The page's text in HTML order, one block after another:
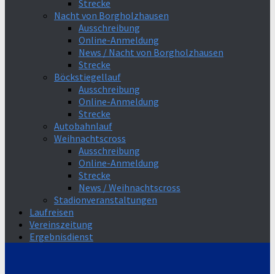
Strecke
Nacht von Borgholzhausen
Ausschreibung
Online-Anmeldung
News / Nacht von Borgholzhausen
Strecke
Böckstiegellauf
Ausschreibung
Online-Anmeldung
Strecke
Autobahnlauf
Weihnachtscross
Ausschreibung
Online-Anmeldung
Strecke
News / Weihnachtscross
Stadionveranstaltungen
Laufreisen
Vereinszeitung
Ergebnisdienst